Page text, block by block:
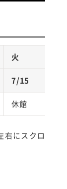
火
7/15
休館
右にスクロ